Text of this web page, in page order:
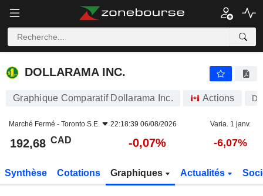
DOLLARAMA INC.
DOLLARAMA INC.
Graphique Comparatif Dollarama Inc. Actions
Marché Fermé - Toronto S.E. 22:18:39 06/08/2026 Varia. 1 janv.
192,68 CAD -0,07% -6,07%
Synthèse Cotations Graphiques Actualités